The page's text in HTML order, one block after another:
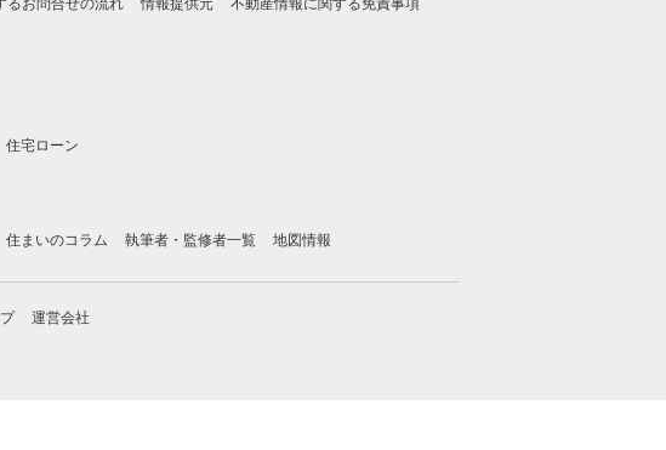
るお問合せの流れ 情報提供元 不動産情報に関する免責事項
住宅ローン
住まいのコラム 執筆者・監修者一覧 地図情報
運営会社